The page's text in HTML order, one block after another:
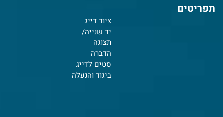
תפריטים
ציוד דייג
יד שנייה/
תצוגה
הדברה
סטים לדייג
ביגוד והנעלה